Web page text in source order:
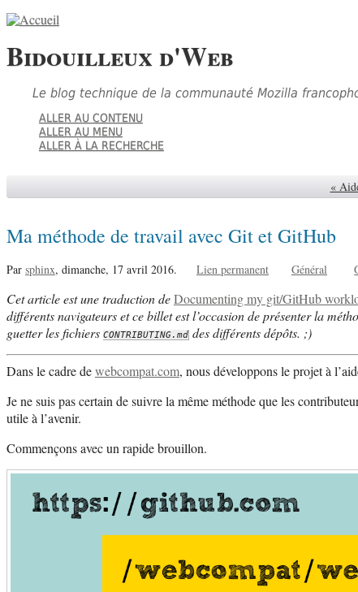
Bidouilleux d'Web
Le blog technique de la communauté Mozilla
ALLER AU CONTENU
ALLER AU MENU
ALLER À LA RECHERCHE
«
Ma méthode de travail avec Git et GitHub
Par sphinx, dimanche, 17 avril 2016. Lien permanent Général
Cet article est une traduction deDocumenting my git/GitHub
différents navigateurs et ce billet est l’occasion de présenter la
guetter les fichiers CONTRIBUTING.md des différents dépôts. ;)
Dans le cadre dewebcompat.com, nous développons le projet à
Je ne suis pas certain de suivre la même méthode que les
utile à l’avenir.
Commençons avec un rapide brouillon.